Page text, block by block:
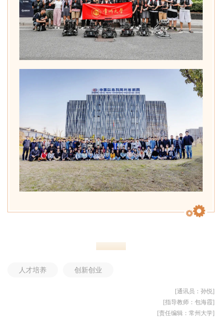
人才培养 创新创业
[通讯员：孙悦]
[指导教师：包海霞]
[责任编辑：常州大学]